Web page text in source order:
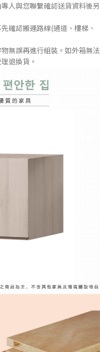
人與您聯繫確認送貨資料後另
確認搬運路線(通道、樓梯、
無誤再進行組裝。如外箱無法
理退換貨。